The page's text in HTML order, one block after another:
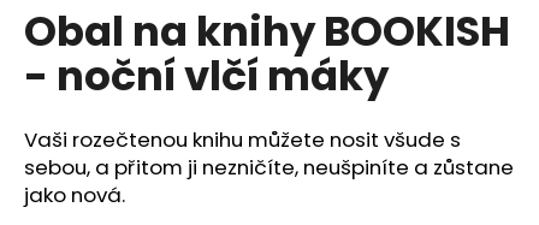
Obal na knihy BOOKISH
- noční vlčí máky
Vaši rozečtenou knihu můžete nosit všude s
sebou, a přitom ji nezničíte, neušpiníte a zůstane
jako nová.
D
p
o
r
u